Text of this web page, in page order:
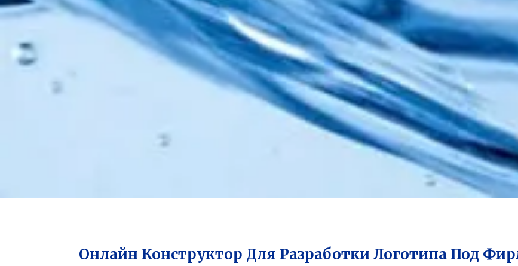
Онлайн Конструктор Для Разработки Логотипа Под